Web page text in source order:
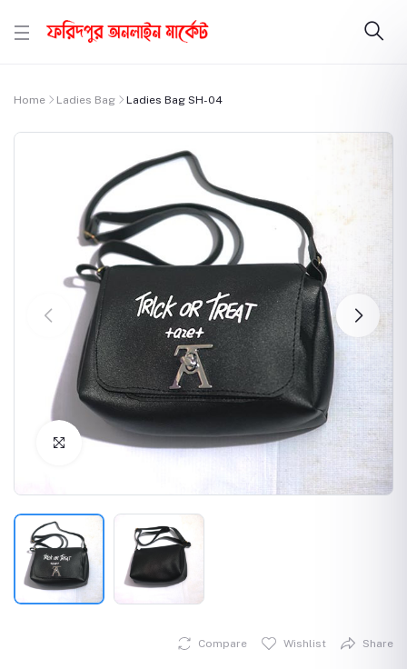
Home Ladies Bag Ladies Bag SH-04
Click to Enlarge
Compare Wishlist Share